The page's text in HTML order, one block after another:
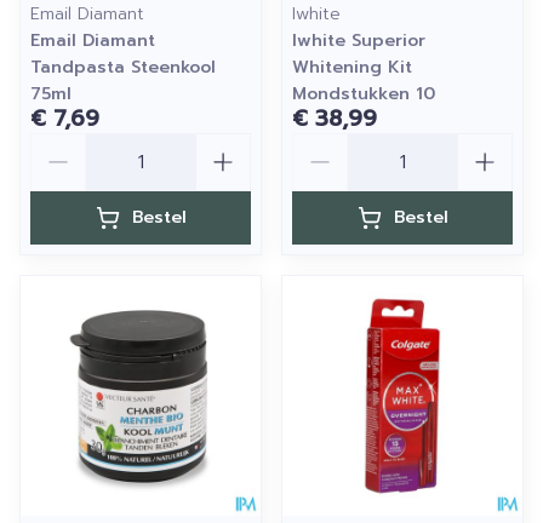
Email Diamant
Email Diamant
Tandpasta Steenkool
75ml
€ 7,69
Bestel
Iwhite
Iwhite Superior
Whitening Kit
Mondstukken 10
€ 38,99
Bestel